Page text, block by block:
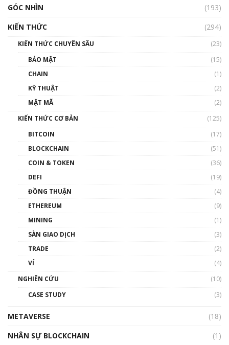
00:43:47
như thể nào?
00:39:31
Phổ cập Blockchain
thống & Crypto qua các cuộc chiến | Phổ cập
01:32:59
GÓC NHÌN
(193)
KIẾN THỨC
(294)
KIẾN THỨC CHUYÊN SÂU
(23)
BẢO MẬT
(15)
CHAIN
(1)
KỸ THUẬT
(2)
MẬT MÃ
(2)
KIẾN THỨC CƠ BẢN
(125)
BITCOIN
(17)
BLOCKCHAIN
(51)
COIN & TOKEN
(36)
DEFI
(19)
ĐỒNG THUẬN
(4)
ETHEREUM
(9)
MINING
(1)
SÀN GIAO DỊCH
(3)
TRADE
(2)
VÍ
(4)
NGHIÊN CỨU
(10)
CASE STUDY
(3)
METAVERSE
(18)
NHÂN SỰ BLOCKCHAIN
(1)